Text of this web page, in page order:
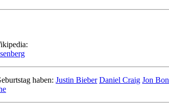
haben: Justin Bieber Daniel Craig Jon